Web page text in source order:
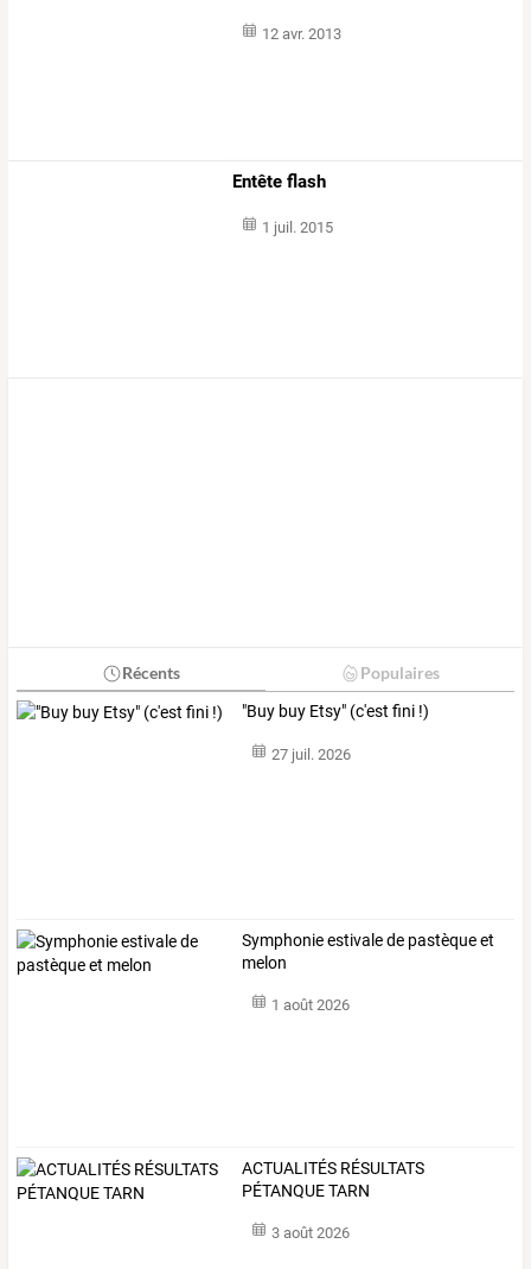
12 avr. 2013
Entête flash
1 juil. 2015
Récents Populaires
"Buy buy Etsy" (c'est fini !)
27 juil. 2026
Symphonie estivale de pastèque et
melon
1 août 2026
ACTUALITÉS RÉSULTATS
PÉTANQUE TARN
3 août 2026